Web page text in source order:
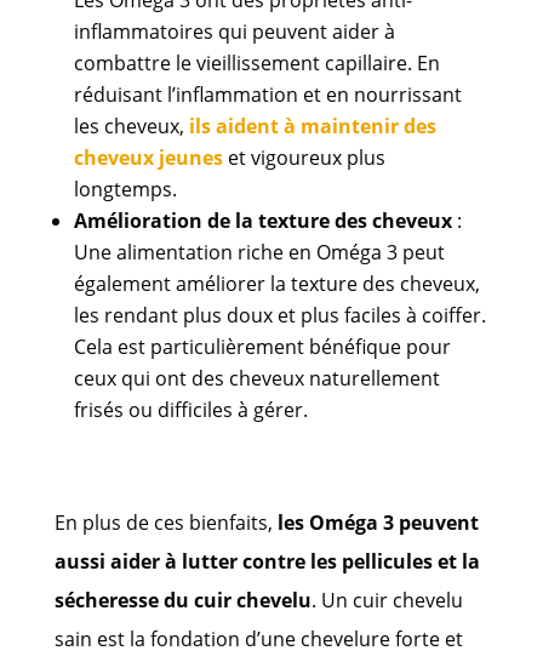
inflammatoires qui peuvent aider à
combattre le vieillissement capillaire. En
réduisant l’inflammation et en nourrissant
les cheveux, ils aident à maintenir des
cheveux jeuneset vigoureux plus
longtemps.
Amélioration de la texture des cheveux:
Une alimentation riche en Oméga 3 peut
également améliorer la texture des cheveux,
les rendant plus doux et plus faciles à coiffer.
Cela est particulièrement bénéfique pour
ceux qui ont des cheveux naturellement
frisés ou difficiles à gérer.
En plus de ces bienfaits, les Oméga 3 peuvent
aussi aider à lutter contre les pellicules et la
sécheresse du cuir chevelu. Un cuir chevelu
sain est la fondation d’une chevelure forte et